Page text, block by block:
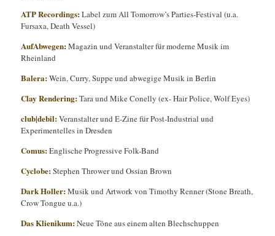
ATP Recordings:Label zum All Tomorrow’s Parties-Festival (u.a.
Fursaxa, Death Vessel)
AufAbwegen: Magazin und Veranstalter für moderne Musik im
Rheinland
Balera:Wein, Curry, Suppe und abwegige Musik in Berlin
Clay Rendering:Tara und Mike Conelly (ex- Hair Police, Wolf Eyes)
club|debil:Veranstalter und E-Zine für Post-Industrial und
Experimentelles in Dresden
Comus:Englische Progressive Folk-Band
Cyclobe:Stephen Thrower und Ossian Brown
Dark Holler:Musik und Artwork von Timothy Renner (Stone Breath,
Crow Tongue u.a.)
Das Klienikum:Neue Töne aus einem alten Blechschuppen